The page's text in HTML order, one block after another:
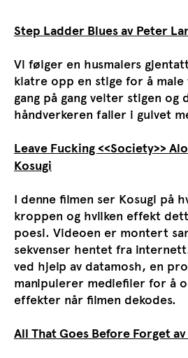
Step Ladder Blues av Peter
Vi følger en husmalers
klatre opp en stige for å
gang på gang velter stigen og
håndverkeren faller i gulvet
Leave Fucking <<Society>>
Kosugi
I denne filmen ser Kosugi på
kroppen og hvilken effekt
poesi. Videoen er montert
sekvenser hentet fra
ved hjelp av datamosh, en
manipulerer mediefiler for å
effekter når filmen dekodes.
All That Goes Before Forget av